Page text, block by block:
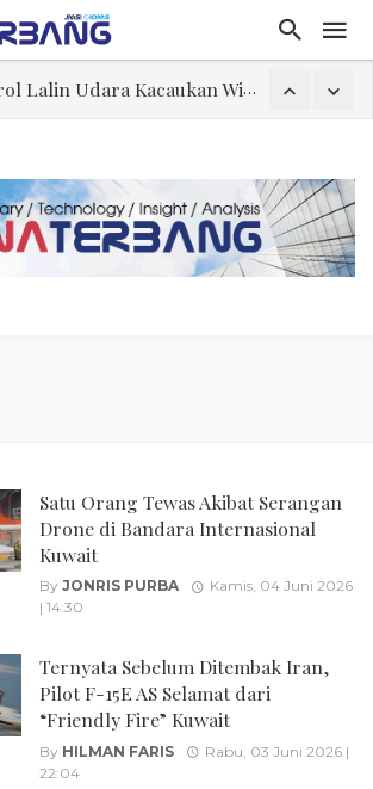
Gangguan Kontrol Lalin Udara Kacaukan Widwest
Tabrakan di Haneda
Trump Batasi Hak Kewarganegaraan Lewat Kelahiran dan Larang “Wisata Bersalin”
Jangan Sakiti Hati Rakyat
Satu Orang Tewas Akibat Serangan
Drone di Bandara Internasional
Kuwait
By JONRIS PURBA
Kamis, 04 Juni 2026
| 14:30
Ternyata Sebelum Ditembak Iran,
Pilot F-15E AS Selamat dari
“Friendly Fire” Kuwait
By HILMAN FARIS
Rabu, 03 Juni 2026 |
22:04